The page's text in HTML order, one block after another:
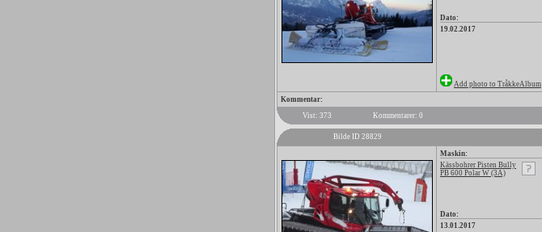
Dato:
19.02.2017
Add photo to TråkkeAlbum
Kommentar:
Vist: 373
Kommentarer: 0
Bilde ID 28829
Maskin:
Kässbohrer Pisten Bully
PB 600 Polar W (3A)
Dato:
13.01.2017